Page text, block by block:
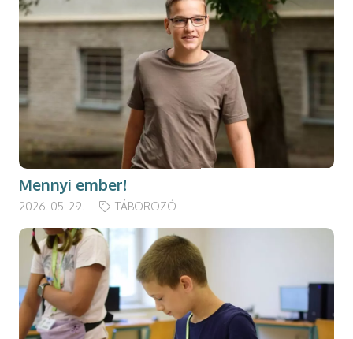
Mennyi ember!
2026. 05. 29. TÁBOROZÓ